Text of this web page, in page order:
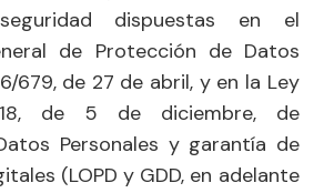
dispuestas en el
de Protección de Datos
679, de 27 de abril, y en la Ley
de 5 de diciembre, de
Personales y garantía de
(LOPD y GDD, en adelante